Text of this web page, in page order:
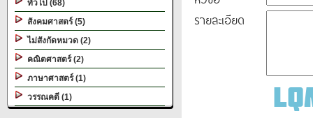
ทั่วไป (68)
สังคมศาสตร์ (5)
ไม่สังกัดหมวด (2)
คณิตศาสตร์ (2)
ภาษาศาสตร์ (1)
วรรณคดี (1)
รายละเอียด